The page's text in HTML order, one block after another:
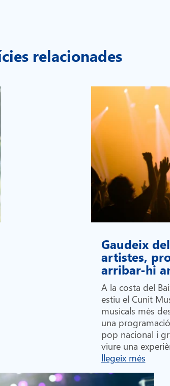
relacionades
Gaudeix
artistes,
arribar-hi
A la costa del
estiu el Cunit
musicals més
una
pop nacional i
viure una
llegeix més